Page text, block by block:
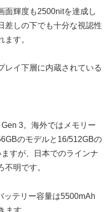
面輝度も2500nitを達成し
差しの下でも十分な視認性
す。
レイ下層に内蔵されている
3。海外ではメモリー
のモデルと16/512GBの
すが、日本でのラインナ
明です。
ッテリー容量は5500mAh
ます。